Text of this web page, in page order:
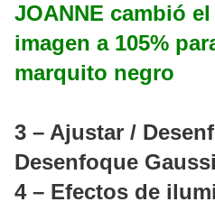
JOANNE cambió
imagen a 105%
marquito negro
3 – Ajustar /
Desenfoque
4 – Efectos de